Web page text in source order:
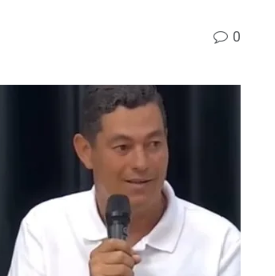
0